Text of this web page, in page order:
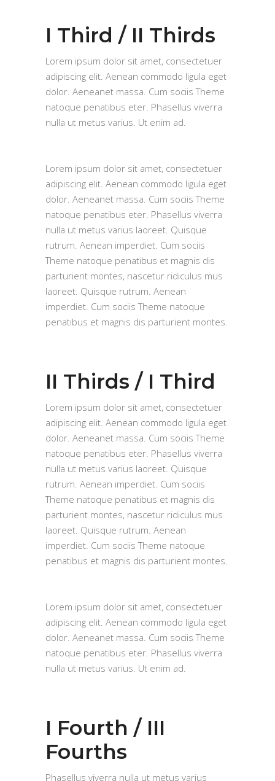
I Third / II Thirds
Lorem ipsum dolor sit amet, consectetuer
adipiscing elit. Aenean commodo ligula eget
dolor. Aeneanet massa. Cum sociis Theme
natoque penatibus eter. Phasellus viverra
nulla ut metus varius. Ut enim ad.
Lorem ipsum dolor sit amet, consectetuer
adipiscing elit. Aenean commodo ligula eget
dolor. Aeneanet massa. Cum sociis Theme
natoque penatibus eter. Phasellus viverra
nulla ut metus varius laoreet. Quisque
rutrum. Aenean imperdiet. Cum sociis
Theme natoque penatibus et magnis dis
parturient montes, nascetur ridiculus mus
laoreet. Quisque rutrum. Aenean
imperdiet. Cum sociis Theme natoque
penatibus et magnis dis parturient montes.
II Thirds / I Third
Lorem ipsum dolor sit amet, consectetuer
adipiscing elit. Aenean commodo ligula eget
dolor. Aeneanet massa. Cum sociis Theme
natoque penatibus eter. Phasellus viverra
nulla ut metus varius laoreet. Quisque
rutrum. Aenean imperdiet. Cum sociis
Theme natoque penatibus et magnis dis
parturient montes, nascetur ridiculus mus
laoreet. Quisque rutrum. Aenean
imperdiet. Cum sociis Theme natoque
penatibus et magnis dis parturient montes.
Lorem ipsum dolor sit amet, consectetuer
adipiscing elit. Aenean commodo ligula eget
dolor. Aeneanet massa. Cum sociis Theme
natoque penatibus eter. Phasellus viverra
nulla ut metus varius. Ut enim ad.
I Fourth / III
Fourths
Phasellus viverra nulla ut metus varius